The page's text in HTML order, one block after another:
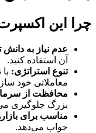
این اکسپرت
عدم نیاز به دانش
آن استفاده کنید.
تنوع استراتژی:با
معاملاتی خود سازگار
محافظت از سرمایه:
بزرگ جلوگیری می‌کند.
مناسب برای
جواب می‌دهد.